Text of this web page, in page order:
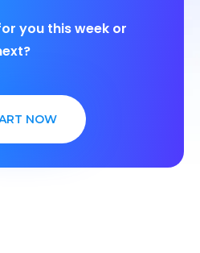
you this week or
NOW